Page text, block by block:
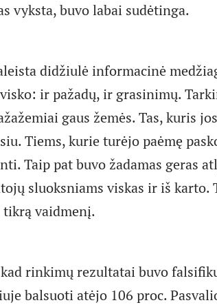
vyksta, buvo labai sudėtinga.
didžiulė informacinė
ir pažadų, ir grasinimų.
gaus žemės. Tas, kuris
Tiems, kurie turėjo paėmę
Taip pat buvo žadamas geras
sluoksniams viskas ir iš karto.
vaidmenį.
rinkimų rezultatai buvo
balsuoti atėjo 106 proc.